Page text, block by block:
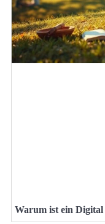
Warum ist ein Digital